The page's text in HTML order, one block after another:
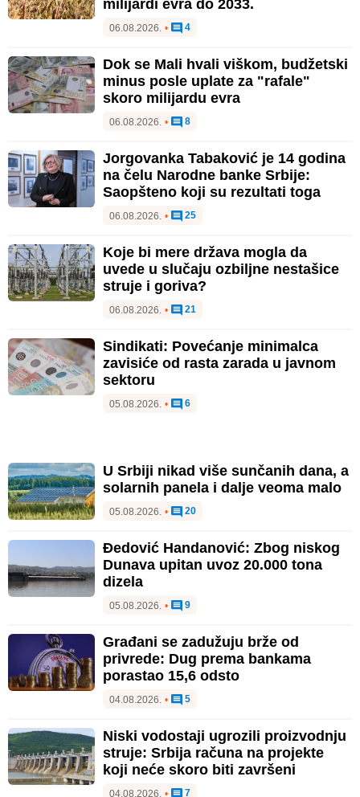
milijardi evra do 2033.
06.08.2026. • 4
Dok se Mali hvali viškom, budžetski
minus posle uplate za "rafale"
skoro milijardu evra
06.08.2026. • 8
Jorgovanka Tabaković je 14 godina
na čelu Narodne banke Srbije:
Saopšteno koji su rezultati toga
06.08.2026. • 25
Koje bi mere država mogla da
uvede u slučaju ozbiljne nestašice
struje i goriva?
06.08.2026. • 21
Sindikati: Povećanje minimalca
zavisiće od rasta zarada u javnom
sektoru
05.08.2026. • 6
U Srbiji nikad više sunčanih dana, a
solarnih panela i dalje veoma malo
05.08.2026. • 20
Đedović Handanović: Zbog niskog
Dunava upitan uvoz 20.000 tona
dizela
05.08.2026. • 9
Građani se zadužuju brže od
privrede: Dug prema bankama
porastao 15,6 odsto
04.08.2026. • 5
Niski vodostaji ugrozili proizvodnju
struje: Srbija računa na projekte
koji neće skoro biti završeni
04.08.2026. • 7